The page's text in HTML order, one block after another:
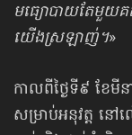
មធ្យោបាយតែមួយគ
យើងស្រឡាញ់។»
កាលពីថ្ងៃទី៩ ខែមីន
សម្រាប់អនុវត្ត នៅ